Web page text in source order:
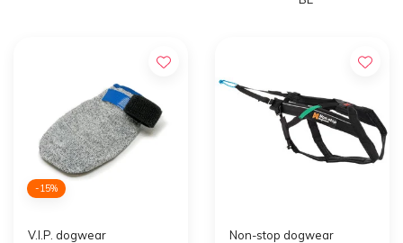
-15%
V.I.P. dogwear Non-stop dogwear